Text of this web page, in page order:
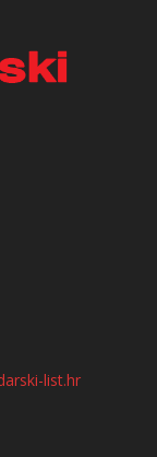
list.hr